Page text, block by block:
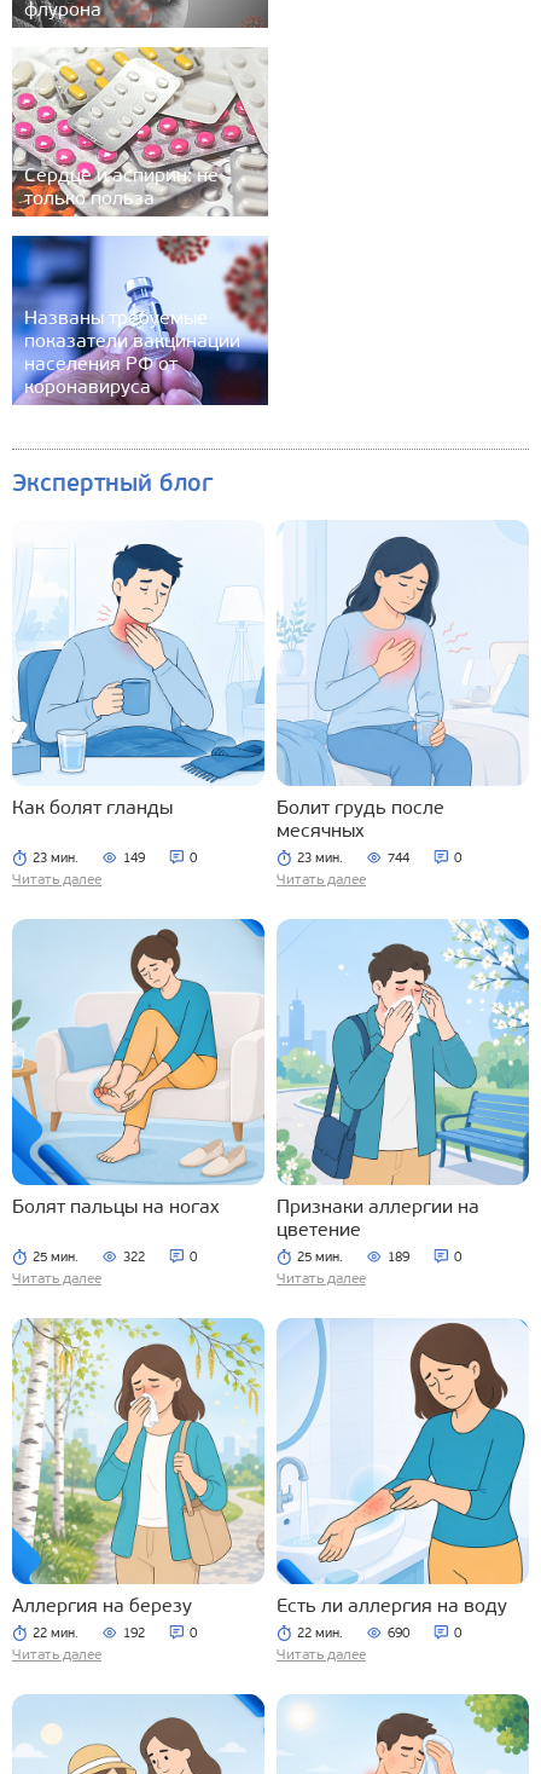
флурона
Сердце и аспирин: не
только польза
Названы требуемые
показатели вакцинации
населения РФ от
коронавируса
Экспертный блог
Как болят гланды
23 мин. 149 0
Читать далее
Болит грудь после
месячных
23 мин. 744 0
Читать далее
Болят пальцы на ногах
25 мин. 322 0
Читать далее
Признаки аллергии на
цветение
25 мин. 189 0
Читать далее
Аллергия на березу
22 мин. 192 0
Читать далее
Есть ли аллергия на воду
22 мин. 690 0
Читать далее